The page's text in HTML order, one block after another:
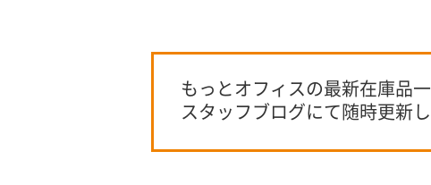
もっとオフィスの最新在庫品
スタッフブログにて随時更新